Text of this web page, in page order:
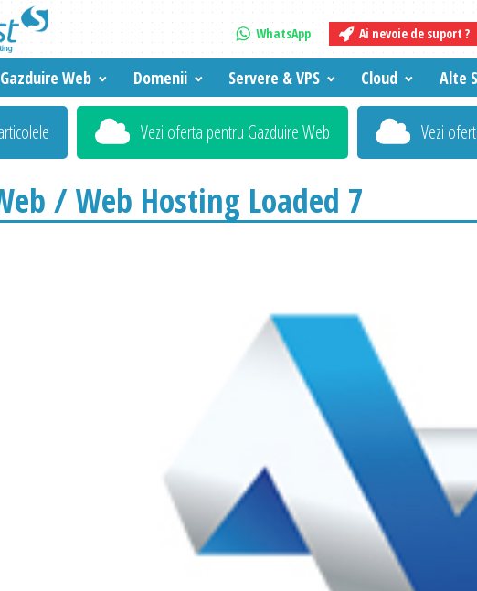
WhatsApp Ai nevoie de suport ?
Gazduire Web Domenii Servere & VPS Cloud Alte
Vezi oferta pentru Gazduire Web Vezi
/ Web Hosting Loaded 7